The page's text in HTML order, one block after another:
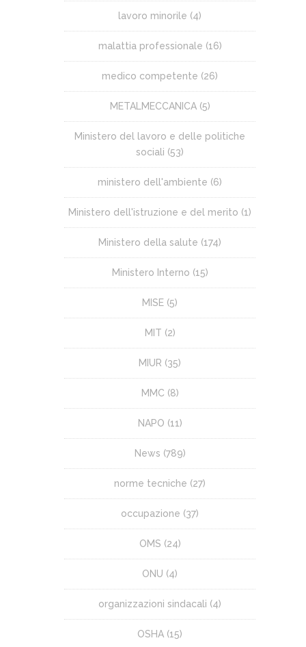
lavoro minorile (4)
malattia professionale (16)
medico competente (26)
METALMECCANICA(5)
Ministero del lavoro e delle politiche
sociali (53)
ministero dell'ambiente (6)
Ministero dell'istruzione e del merito (1)
Ministero della salute (174)
Ministero Interno (15)
MISE (5)
MIT (2)
MIUR (35)
MMC (8)
NAPO (11)
News (789)
norme tecniche (27)
occupazione (37)
OMS (24)
ONU (4)
organizzazioni sindacali (4)
OSHA (15)